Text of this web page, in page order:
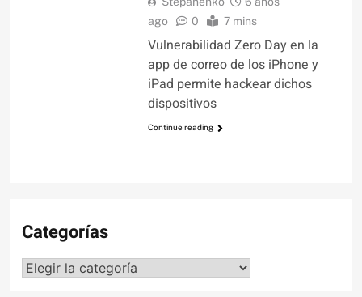
ago
0 7 mins
Vulnerabilidad Zero Day en la
app de correo de los iPhone y
iPad permite hackear dichos
dispositivos
Continue reading
Categorías
Categorías